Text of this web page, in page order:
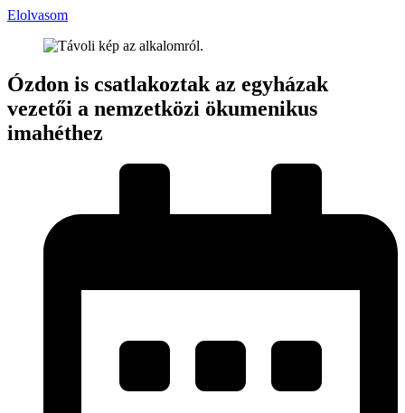
Elolvasom
Ózdon is csatlakoztak az egyházak
vezetői a nemzetközi ökumenikus
imahéthez